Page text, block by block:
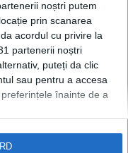
noștri putem
prin scanarea
acordul cu privire la
partenerii noștri
puteți da clic
sau pentru a accesa
înainte de a